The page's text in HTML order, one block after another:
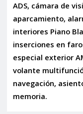
ADS, cámara de
aparcamiento,
interiores Piano
inserciones en
especial exterior
volante
navegación,
memoria.